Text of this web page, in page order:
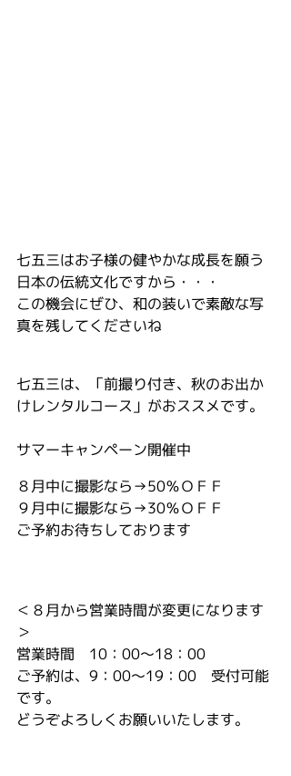
七五三はお子様の健やかな成長を願う
日本の伝統文化ですから・・・
この機会にぜひ、和の装いで素敵な写
真を残してくださいね
七五三は、「前撮り付き、秋のお出か
けレンタルコース」がおススメです。
サマーキャンペーン開催中
８月中に撮影なら→50％ＯＦＦ
９月中に撮影なら→30％ＯＦＦ
ご予約お待ちしております
＜８月から営業時間が変更になります
＞
営業時間　10：00～18：00
ご予約は、9：00～19：00　受付可能
です。
どうぞよろしくお願いいたします。